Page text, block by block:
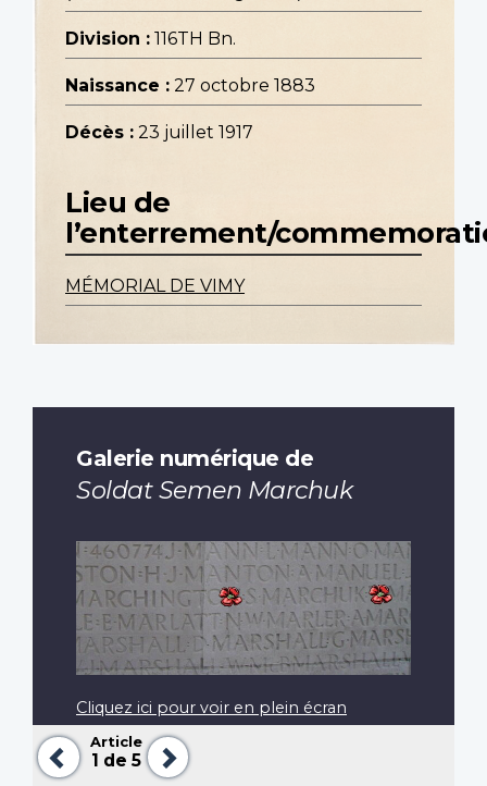
Division : 116TH Bn.
Naissance : 27 octobre 1883
Décès : 23 juillet 1917
Lieu de
l’enterrement/
MÉMORIAL DE VIMY
Précédent
Article
1 de 5
Suivant
Galerie numérique de
Soldat Semen Marchuk
Cliquez ici pour voir en plein écran